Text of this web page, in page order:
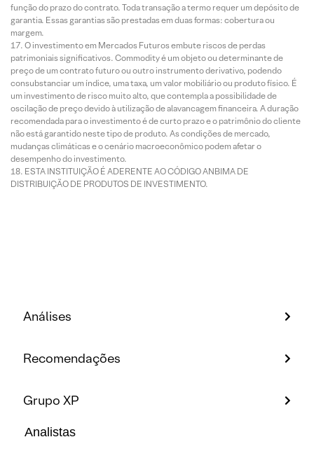
função do prazo do contrato. Toda transação a termo requer um depósito de
garantia. Essas garantias são prestadas em duas formas: cobertura ou
margem.
O investimento em Mercados Futuros embute riscos de perdas
patrimoniais significativos. Commodity é um objeto ou determinante de
preço de um contrato futuro ou outro instrumento derivativo, podendo
consubstanciar um índice, uma taxa, um valor mobiliário ou produto físico. É
um investimento de risco muito alto, que contempla a possibilidade de
oscilação de preço devido à utilização de alavancagem financeira. A duração
recomendada para o investimento é de curto prazo e o patrimônio do cliente
não está garantido neste tipo de produto. As condições de mercado,
mudanças climáticas e o cenário macroeconômico podem afetar o
desempenho do investimento.
ESTA INSTITUIÇÃO É ADERENTE AO CÓDIGO ANBIMA DE
DISTRIBUIÇÃO DE PRODUTOS DE INVESTIMENTO.
Análises
Recomendações
Grupo XP
Analistas